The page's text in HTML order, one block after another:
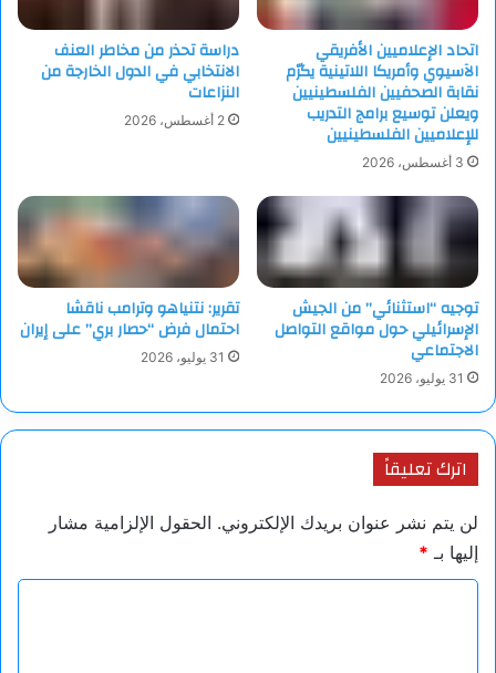
اتحاد الإعلاميين الأفريقي
الآسيوي وأمريكا اللاتينية يكرّم
نقابة الصحفيين الفلسطينيين
ويعلن توسيع برامج التدريب
للإعلاميين الفلسطينيين
3 أغسطس، 2026
دراسة تحذر من مخاطر العنف
الانتخابي في الدول الخارجة من
النزاعات
2 أغسطس، 2026
توجيه “استثنائي” من الجيش
الإسرائيلي حول مواقع التواصل
الاجتماعي
31 يوليو، 2026
تقرير: نتنياهو وترامب ناقشا
احتمال فرض “حصار بري” على إيران
31 يوليو، 2026
اترك تعليقاً
لن يتم نشر عنوان بريدك الإلكتروني. الحقول الإلزامية مشار
إليها بـ *